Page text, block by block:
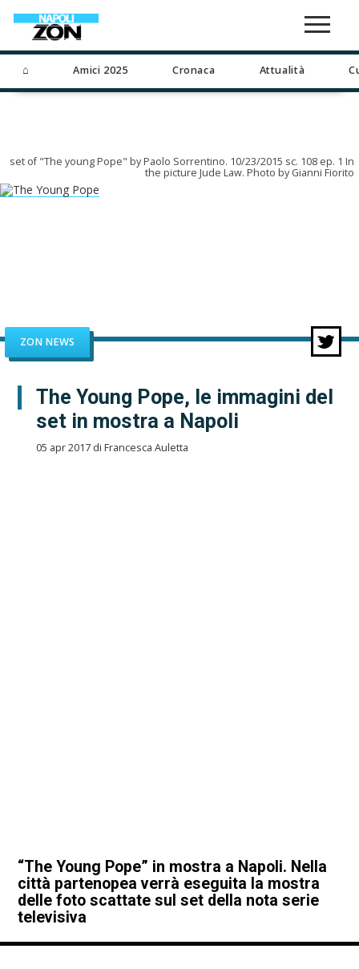
⌂ Amici 2025 Cronaca Attualità
set of "The young Pope" by Paolo Sorrentino. 10/23/2015 sc. 108 ep. 1 In
the picture Jude Law. Photo by Gianni Fiorito
ZON NEWS
The Young Pope, le immagini del
set in mostra a Napoli
05 apr 2017 di Francesca Auletta
“The Young Pope” in mostra a Napoli. Nella
città partenopea verrà eseguita la mostra
delle foto scattate sul set della nota serie
televisiva